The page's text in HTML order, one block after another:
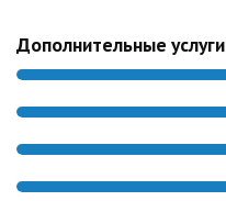
Дополнительные услуги